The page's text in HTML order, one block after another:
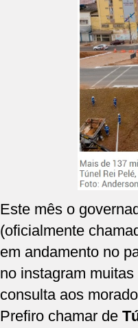
Este mês o
(oficialmente
em andamento no
no instagram
consulta aos
Prefiro chamar de